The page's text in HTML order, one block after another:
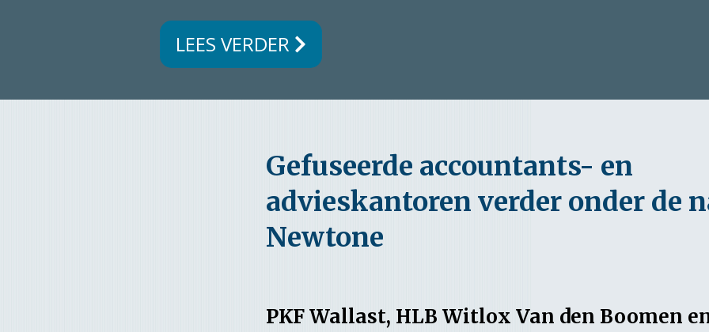
LEES VERDER
Gefuseerde accountants- en
advieskantoren verder onder de
Newtone
PKF Wallast, HLB Witlox Van den Boomen